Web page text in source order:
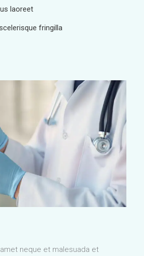
laoreet
fringilla
neque et malesuada et